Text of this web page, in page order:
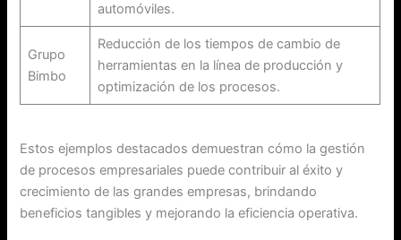
automóviles.
Grupo
Bimbo
Reducción de los tiempos de cambio de
herramientas en la línea de producción y
optimización de los procesos.
Estos ejemplos destacados demuestran cómo la gestión
de procesos empresariales puede contribuir al éxito y
crecimiento de las grandes empresas, brindando
beneficios tangibles y mejorando la eficiencia operativa.